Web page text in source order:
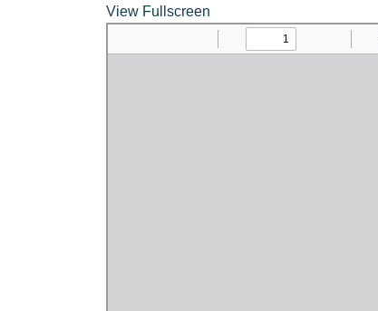
View Fullscreen